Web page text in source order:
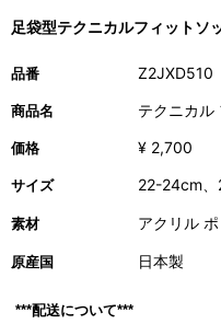
足袋型テクニカルフィットソ
品番 Z2JXD510
商品名 テクニカル
価格 ¥ 2,700
サイズ 22-24cm
素材 アクリル
原産国 日本製
***配送について***